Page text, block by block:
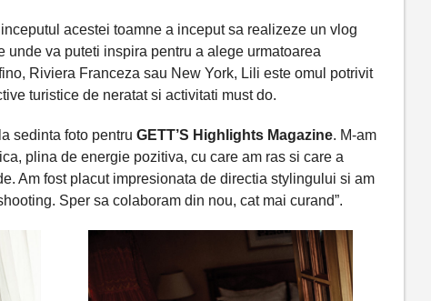
acestei toamne a inceput sa realizeze un vlog
unde va puteti inspira pentru a alege urmatoarea
Riviera Franceza sau New York, Lili este omul potrivit
turistice de neratat si activitati must do.
sedinta foto pentru GETT’S Highlights Magazine. M-am
plina de energie pozitiva, cu care am ras si care a
Am fost placut impresionata de directia stylingului si am
Sper sa colaboram din nou, cat mai curand”.